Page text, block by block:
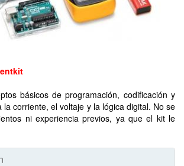
básicos de programación, codificación y
la corriente, el voltaje y la lógica digital. No se
ni experiencia previos, ya que el kit le